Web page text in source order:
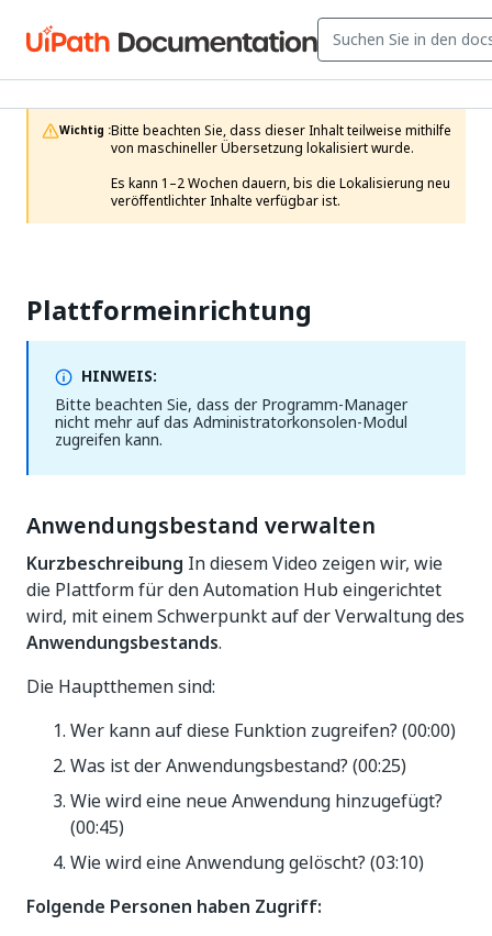
Wichtig :Bitte beachten Sie, dass dieser Inhalt teilweise mithilfe
von maschineller Übersetzung lokalisiert wurde.
Es kann 1–2 Wochen dauern, bis die Lokalisierung neu
veröffentlichter Inhalte verfügbar ist.
Plattformeinrichtung
HINWEIS:
Bitte beachten Sie, dass der Programm-Manager
nicht mehr auf das Administratorkonsolen-Modul
zugreifen kann.
Anwendungsbestand verwalten
Kurzbeschreibung In diesem Video zeigen wir, wie
die Plattform für den Automation Hub eingerichtet
wird, mit einem Schwerpunkt auf der Verwaltung des
Anwendungsbestands.
Die Hauptthemen sind:
Wer kann auf diese Funktion zugreifen? (00:00)
Was ist der Anwendungsbestand? (00:25)
Wie wird eine neue Anwendung hinzugefügt?
(00:45)
Wie wird eine Anwendung gelöscht? (03:10)
Folgende Personen haben Zugriff: